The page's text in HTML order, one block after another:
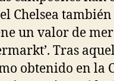
Chelsea
un valor de
Tras
obtenido en la